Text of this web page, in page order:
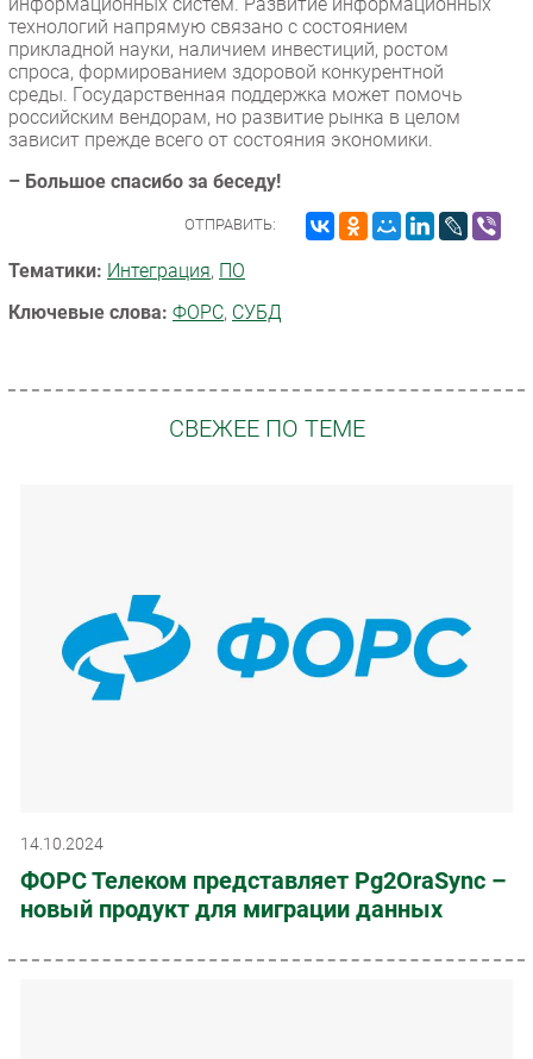
технологий напрямую связано с состоянием
прикладной науки, наличием инвестиций, ростом
спроса, формированием здоровой конкурентной
среды. Государственная поддержка может помочь
российским вендорам, но развитие рынка в целом
зависит прежде всего от состояния экономики.
– Большое спасибо за беседу!
ОТПРАВИТЬ:
Тематики: Интеграция, ПО
Ключевые слова: ФОРС, СУБД
СВЕЖЕЕ ПО ТЕМЕ
14.10.2024
ФОРС Телеком представляет Pg2OraSync –
новый продукт для миграции данных